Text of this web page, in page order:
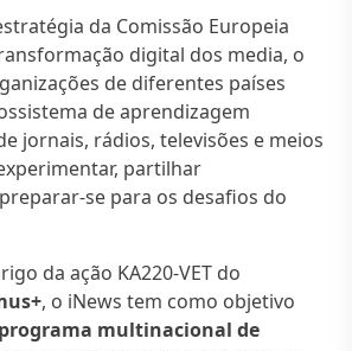
da Comissão Europeia
digital dos media, o
de diferentes países
de aprendizagem
jornais, rádios, televisões e meios
partilhar
se para os desafios do
da ação KA220-VET do
, o iNews tem como objetivo
programa multinacional de